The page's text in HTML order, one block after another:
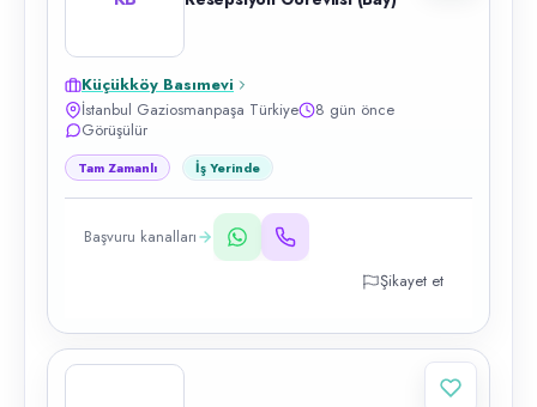
Küçükköy Basımevi
İstanbul Gaziosmanpaşa Türkiye
8 gün önce
Görüşülür
Tam Zamanlı İş Yerinde
Başvuru kanalları
Şikayet et